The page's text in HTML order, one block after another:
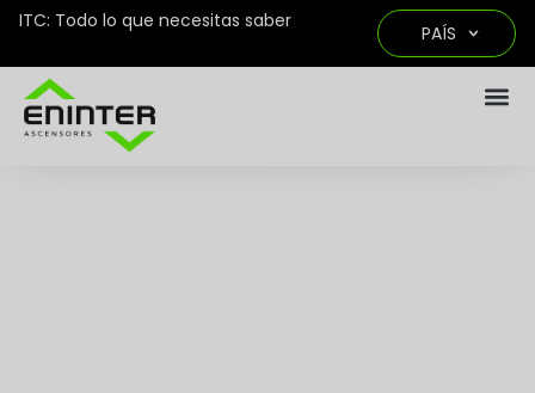
ITC: Todo lo que necesitas saber
PAÍS